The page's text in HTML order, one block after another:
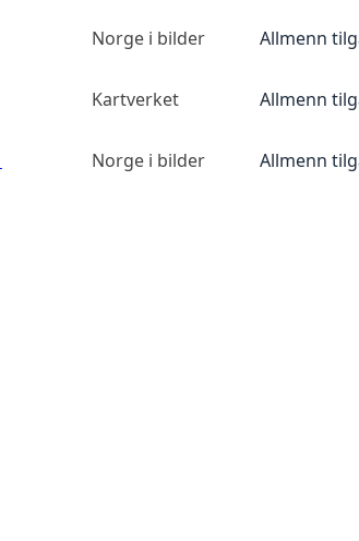
Norge i bilder Allmenn
Kartverket Allmenn
Norge i bilder Allmenn